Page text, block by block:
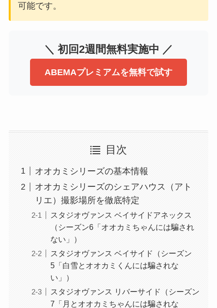
可能です。
＼ 初回2週間無料実施中 ／
ABEMAプレミアムを無料で試す
目次
オオカミシリーズの基本情報
オオカミシリーズのシェアハウス（アト
リエ）撮影場所を徹底特定
スタジオヴァンス ベイサイドアネックス
（シーズン6「オオカミちゃんには騙され
ない」）
スタジオヴァンス ベイサイド（シーズン
5「白雪とオオカミくんには騙されな
い」）
スタジオヴァンス リバーサイド（シーズン
7「月とオオカミちゃんには騙されな